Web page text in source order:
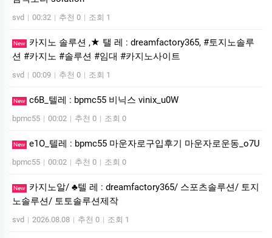
svd | 00:32 | 추천 0 | 조회 1
New
카지노 솔루션 ,★ 탤 레 : dreamfactory365, #토지노솔루
션 #카지노 #솔루션 #임대 #카지노사이트
svd | 00:09 | 추천 0 | 조회 1
New c6B_텔레 : bpmc55 비닉스 vinix_u0W
bpmc55 | 00:02 | 추천 0 | 조회 0
New e1O_텔레 : bpmc55 마운자로구입후기 마운자로운동_o7U
bpmc55 | 00:02 | 추천 0 | 조회 0
New
카지노알/ ♣텔 레 : dreamfactory365/ 스포츠솔루션/ 토지
노솔루션/ 토토솔루션제작
svd | 2026.08.08 | 추천 0 | 조회 1